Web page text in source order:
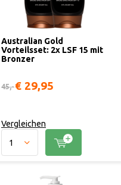
Australian Gold
Vorteilsset: 2x LSF 15 mit
Bronzer
45,-€ 29,95
Vergleichen